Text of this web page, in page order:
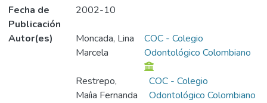
Fecha de
Publicación
2002-10
Autor(es)
Moncada, Lina
Marcela
COC - Colegio
Odontológico Colombiano
Restrepo,
Maíia Fernanda
COC - Colegio
Odontológico Colombiano